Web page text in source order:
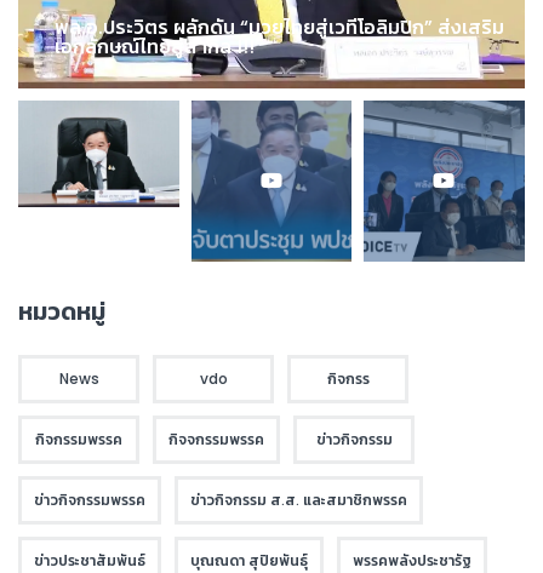
พล.อ.ประวิตร ผลักดัน “มวยไทยสู่เวทีโอลิมปิก” ส่งเสริม
เอกลักษณ์ไทยสู่สากล !!!
หมวดหมู่
News vdo กิจกรร
กิจกรรมพรรค กิจจกรรมพรรค ข่าวกิจกรรม
ข่าวกิจกรรมพรรค ข่าวกิจกรรม ส.ส. และสมาชิกพรรค
ข่าวประชาสัมพันธ์ บุณณดา สุปิยพันธุ์ พรรคพลังประชารัฐ